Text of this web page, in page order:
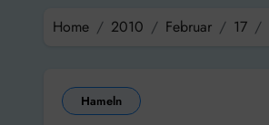
Home 2010 Februar 17
Hameln